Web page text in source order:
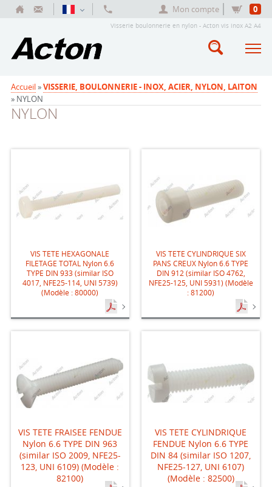
Mon compte 0
Visserie boulonnerie en nylon - Acton vis inox A2 A4
Accueil»VISSERIE, BOULONNERIE - INOX, ACIER, NYLON, LAITON
» NYLON
NYLON
VIS TETE HEXAGONALE
FILETAGE TOTAL Nylon 6.6
TYPE DIN 933 (similar ISO
4017, NFE25-114, UNI 5739)
(Modèle : 80000)
VIS TETE CYLINDRIQUE SIX
PANS CREUX Nylon 6.6 TYPE
DIN 912 (similar ISO 4762,
NFE25-125, UNI 5931) (Modèle
: 81200)
VIS TETE FRAISEE FENDUE
Nylon 6.6 TYPE DIN 963
(similar ISO 2009, NFE25-
123, UNI 6109) (Modèle :
82100)
VIS TETE CYLINDRIQUE
FENDUE Nylon 6.6 TYPE
DIN 84 (similar ISO 1207,
NFE25-127, UNI 6107)
(Modèle : 82500)